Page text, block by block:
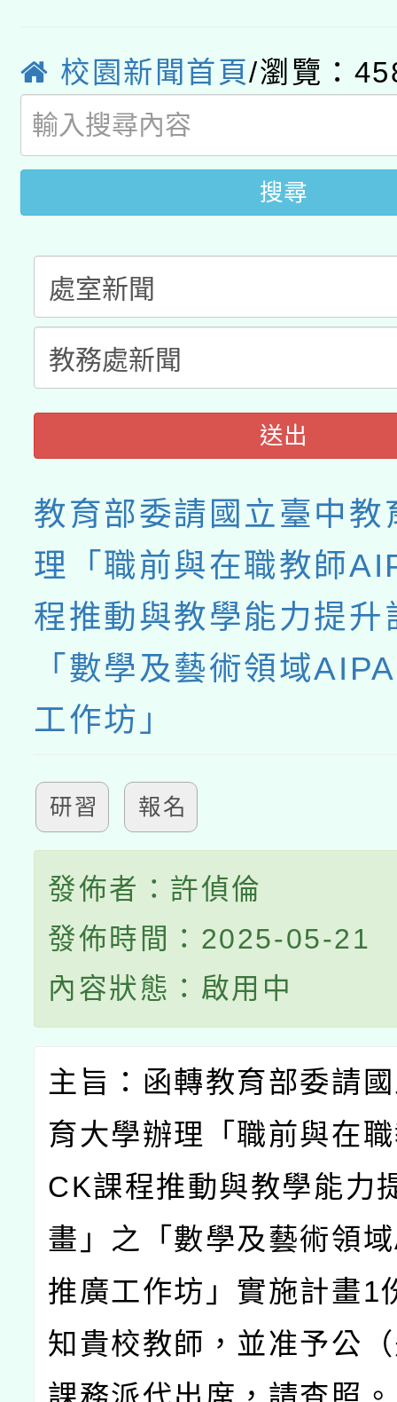
件」活動簡章
年度COVID-19疫苗接
接種對象擴大為「滿6
接種之民眾」措施，延
月28日止
本市兒童口腔健康促進
宣導素材2份，請協助
管道加強宣導
校園新聞首頁/瀏覽：
搜尋
送出
教育部委請國立臺中教
理「職前與在職教師
程推動與教學能力提升
「數學及藝術領域
工作坊」
研習 報名
發佈者：許偵倫
發佈時間：2025-05-21
內容狀態：啟用中
主旨：函轉教育部委請
育大學辦理「職前與在
CK課程推動與教學能力
畫」之「數學及藝術領域
推廣工作坊」實施計畫1
知貴校教師，並准予公